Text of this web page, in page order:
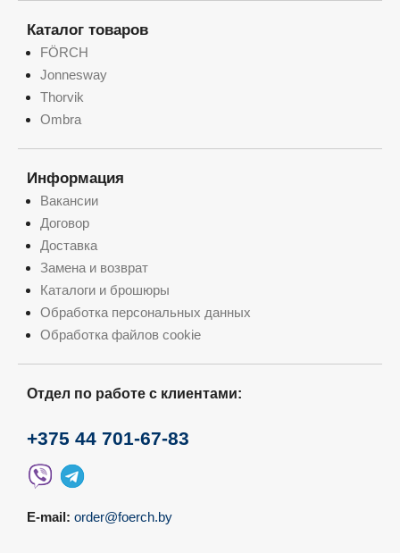
Каталог товаров
FÖRCH
Jonnesway
Thorvik
Ombra
Информация
Вакансии
Договор
Доставка
Замена и возврат
Каталоги и брошюры
Обработка персональных данных
Обработка файлов cookie
Отдел по работе с клиентами:
+375 44 701-67-83
E-mail: order@foerch.by